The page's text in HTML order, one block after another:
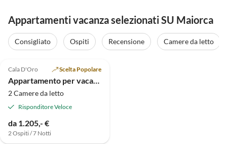
Appartamenti vacanza selezionati SU Maiorca
Consigliato Ospiti Recensione
Camere da letto
Cala D'Oro Scelta Popolare
2 Camere da letto
Risponditore Veloce
da 1.205,- €
2 Ospiti / 7 Notti